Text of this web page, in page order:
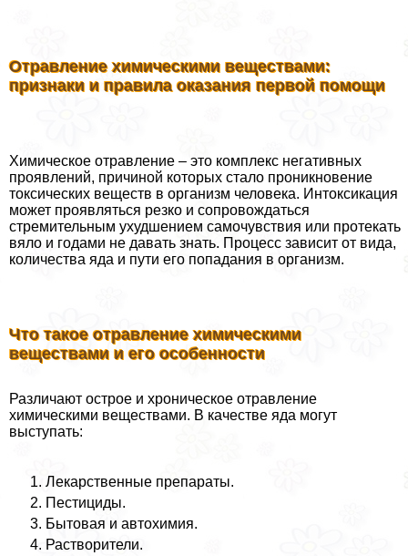
Отравление химическими веществами:
признаки и правила оказания первой помощи
Химическое отравление – это комплекс негативных
проявлений, причиной которых стало проникновение
токсических веществ в организм человека. Интоксикация
может проявляться резко и сопровождаться
стремительным ухудшением самочувствия или протекать
вяло и годами не давать знать. Процесс зависит от вида,
количества яда и пути его попадания в организм.
Что такое отравление химическими
веществами и его особенности
Различают острое и хроническое отравление
химическими веществами. В качестве яда могут
выступать:
Лекарственные препараты.
Пестициды.
Бытовая и автохимия.
Растворители.